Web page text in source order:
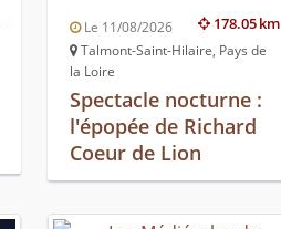
178.05 km
Le 11/08/2026
Talmont-Saint-Hilaire, Pays de
la Loire
Spectacle nocturne :
l'épopée de Richard
Coeur de Lion